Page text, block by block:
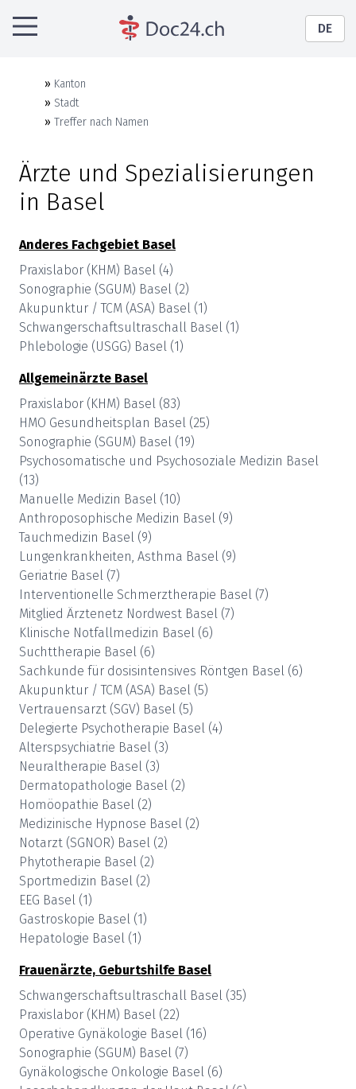
DE
» Kanton
» Stadt
» Treffer nach Namen
Ärzte und Spezialisierungen
in Basel
Anderes Fachgebiet Basel
Praxislabor (KHM) Basel (4)
Sonographie (SGUM) Basel (2)
Akupunktur / TCM (ASA) Basel (1)
Schwangerschaftsultraschall Basel (1)
Phlebologie (USGG) Basel (1)
Allgemeinärzte Basel
Praxislabor (KHM) Basel (83)
HMO Gesundheitsplan Basel (25)
Sonographie (SGUM) Basel (19)
Psychosomatische und Psychosoziale Medizin Basel
(13)
Manuelle Medizin Basel (10)
Anthroposophische Medizin Basel (9)
Tauchmedizin Basel (9)
Lungenkrankheiten, Asthma Basel (9)
Geriatrie Basel (7)
Interventionelle Schmerztherapie Basel (7)
Mitglied Ärztenetz Nordwest Basel (7)
Klinische Notfallmedizin Basel (6)
Suchttherapie Basel (6)
Sachkunde für dosisintensives Röntgen Basel (6)
Akupunktur / TCM (ASA) Basel (5)
Vertrauensarzt (SGV) Basel (5)
Delegierte Psychotherapie Basel (4)
Alterspsychiatrie Basel (3)
Neuraltherapie Basel (3)
Dermatopathologie Basel (2)
Homöopathie Basel (2)
Medizinische Hypnose Basel (2)
Notarzt (SGNOR) Basel (2)
Phytotherapie Basel (2)
Sportmedizin Basel (2)
EEG Basel (1)
Gastroskopie Basel (1)
Hepatologie Basel (1)
Frauenärzte, Geburtshilfe Basel
Schwangerschaftsultraschall Basel (35)
Praxislabor (KHM) Basel (22)
Operative Gynäkologie Basel (16)
Sonographie (SGUM) Basel (7)
Gynäkologische Onkologie Basel (6)